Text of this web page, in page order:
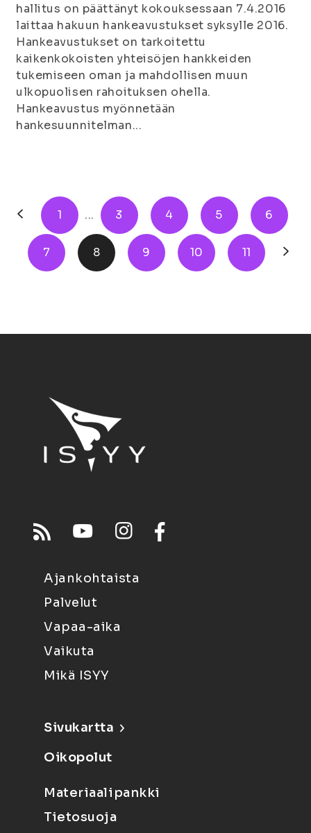
hallitus on päättänyt kokouksessaan 7.4.2016
laittaa hakuun hankeavustukset syksylle 2016.
Hankeavustukset on tarkoitettu
kaikenkokoisten yhteisöjen hankkeiden
tukemiseen oman ja mahdollisen muun
ulkopuolisen rahoituksen ohella.
Hankeavustus myönnetään
hankesuunnitelman...
1 ... 3 4 5 6
7 8 9 10 11
Ajankohtaista
Palvelut
Vapaa-aika
Vaikuta
Mikä ISYY
Sivukartta
Oikopolut
Materiaalipankki
Tietosuoja